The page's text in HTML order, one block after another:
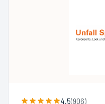
4.5(906)